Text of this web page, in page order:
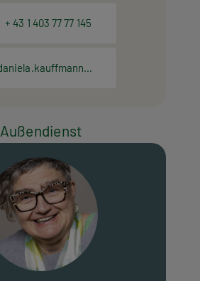
+ 43 1 403 77 77 145
daniela.kauffmann@hpt.at
Außendienst